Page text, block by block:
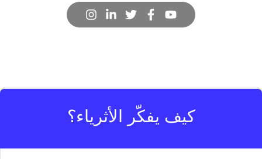
كيف يفكّر الأثرياء؟